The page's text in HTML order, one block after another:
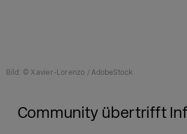
Bild: © Xavier-Lorenzo / AdobeStock
Community übertrifft